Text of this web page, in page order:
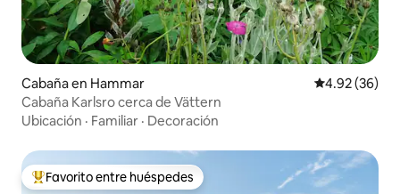
Cabaña en Hammar Calificación
4.92 (36)
Cabaña Karlsro cerca de Vättern
Ubicación · Familiar · Decoración
Favorito entre huéspedes preferido
Favorito entre huéspedes